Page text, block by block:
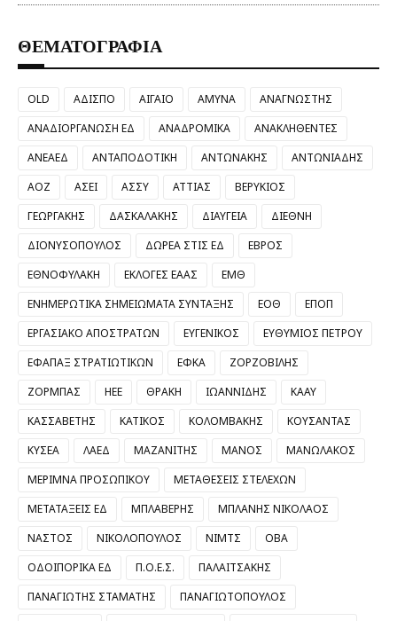
ΘΕΜΑΤΟΓΡΑΦΙΑ
OLD ΑΔΙΣΠΟ ΑΙΓΑΙΟ ΑΜΥΝΑ
ΑΝΑΓΝΩΣΤΗΣ
ΑΝΑΔΙΟΡΓΑΝΩΣΗ ΕΔ
ΑΝΑΔΡΟΜΙΚΑ
ΑΝΑΚΛΗΘΕΝΤΕΣ
ΑΝΕΑΕΔ
ΑΝΤΑΠΟΔΟΤΙΚΗ ΑΝΤΩΝΑΚΗΣ
ΑΝΤΩΝΙΑΔΗΣ
ΑΟΖ
ΑΣΕΙ ΑΣΣΥ ΑΤΤΙΑΣ
ΒΕΡΥΚΙΟΣ
ΓΕΩΡΓΑΚΗΣ
ΔΑΣΚΑΛΑΚΗΣ ΔΙΑΥΓΕΙΑ
ΔΙΕΘΝΗ
ΔΙΟΝΥΣΟΠΟΥΛΟΣ
ΔΩΡΕΑ ΣΤΙΣ ΕΔ
ΕΒΡΟΣ
ΕΘΝΟΦΥΛΑΚΗ
ΕΚΛΟΓΕΣ ΕΑΑΣ
ΕΜΘ
ΕΝΗΜΕΡΩΤΙΚΑ ΣΗΜΕΙΩΜΑΤΑ ΣΥΝΤΑΞΗΣ
ΕΟΘ
ΕΠΟΠ
ΕΡΓΑΣΙΑΚΟ ΑΠΟΣΤΡΑΤΩΝ
ΕΥΓΕΝΙΚΟΣ
ΕΥΘΥΜΙΟΣ ΠΕΤΡΟΥ
ΕΦΑΠΑΞ ΣΤΡΑΤΙΩΤΙΚΩΝ
ΕΦΚΑ
ΖΟΡΖΟΒΙΛΗΣ
ΖΟΡΜΠΑΣ
ΗΕΕ ΘΡΑΚΗ ΙΩΑΝΝΙΔΗΣ
ΚΑΑΥ
ΚΑΣΣΑΒΕΤΗΣ
ΚΑΤΙΚΟΣ ΚΟΛΟΜΒΑΚΗΣ
ΚΟΥΣΑΝΤΑΣ
ΚΥΣΕΑ
ΛΑΕΔ ΜΑΖΑΝΙΤΗΣ ΜΑΝΟΣ
ΜΑΝΩΛΑΚΟΣ
ΜΕΡΙΜΝΑ ΠΡΟΣΩΠΙΚΟΥ
ΜΕΤΑΘΕΣΕΙΣ ΣΤΕΛΕΧΩΝ
ΜΕΤΑΤΑΞΕΙΣ ΕΔ
ΜΠΛΑΒΕΡΗΣ
ΜΠΛΑΝΗΣ ΝΙΚΟΛΑΟΣ
ΝΑΣΤΟΣ
ΝΙΚΟΛΟΠΟΥΛΟΣ ΝΙΜΤΣ
ΟΒΑ
ΟΔΟΙΠΟΡΙΚΑ ΕΔ
Π.Ο.Ε.Σ.
ΠΑΛΑΙΤΣΑΚΗΣ
ΠΑΝΑΓΙΩΤΗΣ ΣΤΑΜΑΤΗΣ
ΠΑΝΑΓΙΩΤΟΠΟΥΛΟΣ